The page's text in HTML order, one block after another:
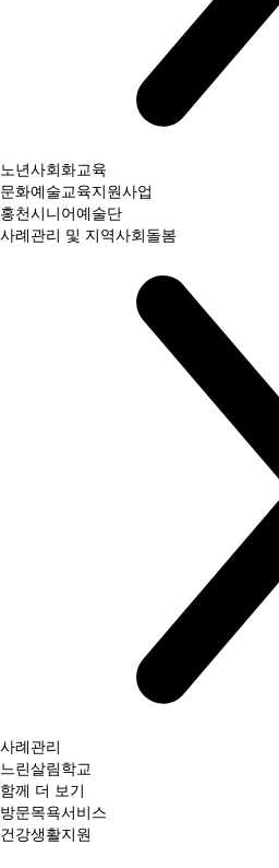
노년사회화교육
문화예술교육지원사업
홍천시니어예술단
사례관리 및 지역사회돌봄
사례관리
느린살림학교
함께 더 보기
방문목욕서비스
건강생활지원